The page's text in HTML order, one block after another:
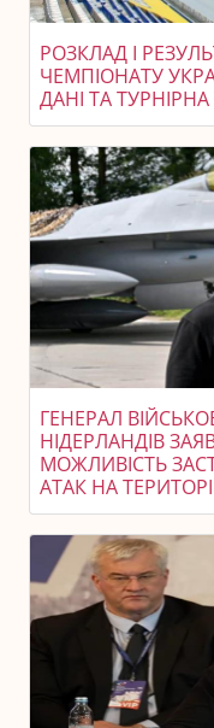
РОЗКЛАД І
ЧЕМПІОНАТУ
ДАНІ ТА
ГЕНЕРАЛ
НІДЕРЛАНДІВ
МОЖЛИВІСТЬ
АТАК НА